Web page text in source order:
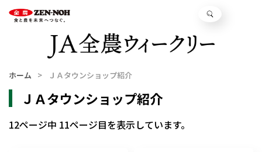
ホーム ＪＡタウンショップ紹介
ＪＡタウンショップ紹介
12ページ中 11ページ目を表示しています。